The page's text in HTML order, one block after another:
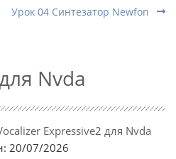
Урок 04 Синтезатор Newfon
Nvda
Expressive2 для Nvda
20/07/2026